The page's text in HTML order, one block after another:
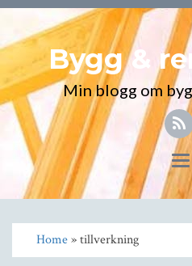
Bygg &
Min blogg om
Home» tillverkning